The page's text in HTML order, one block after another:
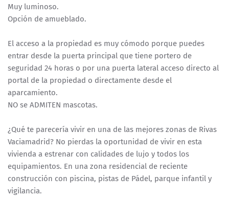
Muy luminoso.
Opción de amueblado.
El acceso a la propiedad es muy cómodo porque puedes
entrar desde la puerta principal que tiene portero de
seguridad 24 horas o por una puerta lateral acceso directo al
portal de la propiedad o directamente desde el
aparcamiento.
NO se ADMITEN mascotas.
¿Qué te parecería vivir en una de las mejores zonas de Rivas
Vaciamadrid? No pierdas la oportunidad de vivir en esta
vivienda a estrenar con calidades de lujo y todos los
equipamientos. En una zona residencial de reciente
construcción con piscina, pistas de Pádel, parque infantil y
vigilancia.